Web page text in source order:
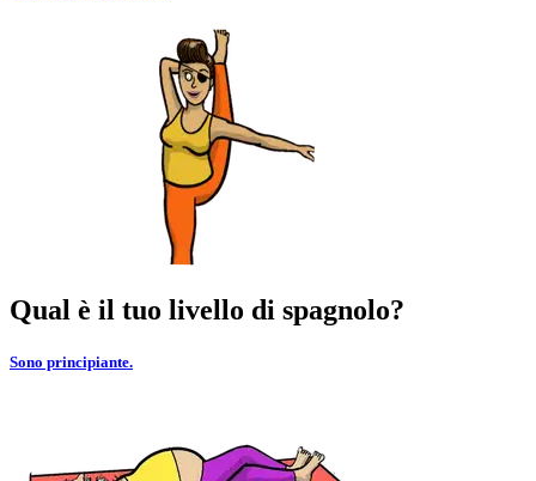
Qual è il tuo livello di spagnolo?
Sono principiante.